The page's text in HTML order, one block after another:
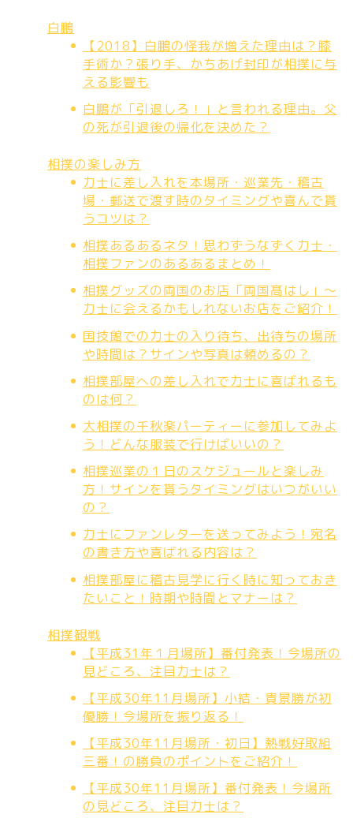
白鵬
【2018】白鵬の怪我が増えた理由は？膝
手術か？張り手、かちあげ封印が相撲に与
える影響も
白鵬が「引退しろ！」と言われる理由。父
の死が引退後の帰化を決めた？
相撲の楽しみ方
力士に差し入れを本場所・巡業先・稽古
場・郵送で渡す時のタイミングや喜んで貰
うコツは？
相撲あるあるネタ！思わずうなずく力士・
相撲ファンのあるあるまとめ！
相撲グッズの両国のお店「両国髙はし」～
力士に会えるかもしれないお店をご紹介！
国技館での力士の入り待ち、出待ちの場所
や時間は？サインや写真は頼めるの？
相撲部屋への差し入れで力士に喜ばれるも
のは何？
大相撲の千秋楽パーティーに参加してみよ
う！どんな服装で行けばいいの？
相撲巡業の１日のスケジュールと楽しみ
方！サインを貰うタイミングはいつがいい
の？
力士にファンレターを送ってみよう！宛名
の書き方や喜ばれる内容は？
相撲部屋に稽古見学に行く時に知っておき
たいこと！時期や時間とマナーは？
相撲観戦
【平成31年１月場所】番付発表！今場所の
見どころ、注目力士は？
【平成30年11月場所】小結・貴景勝が初
優勝！今場所を振り返る！
【平成30年11月場所・初日】熱戦好取組
三番！の勝負のポイントをご紹介！
【平成30年11月場所】番付発表！今場所
の見どころ、注目力士は？